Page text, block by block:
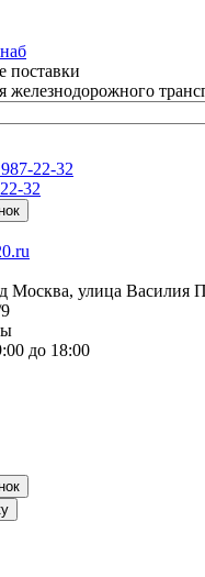
поставки
железнодорожного
22-32
32
Москва, улица Василия
до 18:00